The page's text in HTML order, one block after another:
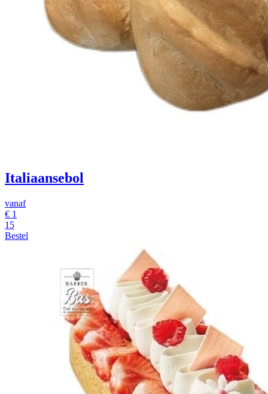
Italiaansebol
vanaf
€ 1
15
Bestel